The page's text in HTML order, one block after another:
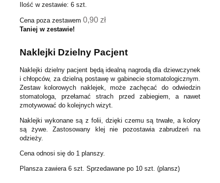
Ilość w zestawie: 6 szt.
Cena poza zestawem 0,90 zł
Taniej w zestawie!
Naklejki Dzielny Pacjent
Naklejki dzielny pacjent będą idealną nagrodą dla dziewczynek
i chłopców, za dzielną postawę w gabinecie stomatologicznym.
Zestaw kolorowych naklejek, może zachęcać do odwiedzin
stomatologa, przełamać strach przed zabiegiem, a nawet
zmotywować do kolejnych wizyt.
Naklejki wykonane są z folii, dzięki czemu są trwałe, a kolory
są żywe. Zastosowany klej nie pozostawia zabrudzeń na
odzieży.
Cena odnosi się do 1 planszy.
Plansza zawiera 6 szt. Sprzedawane po 10 szt. (plansz)